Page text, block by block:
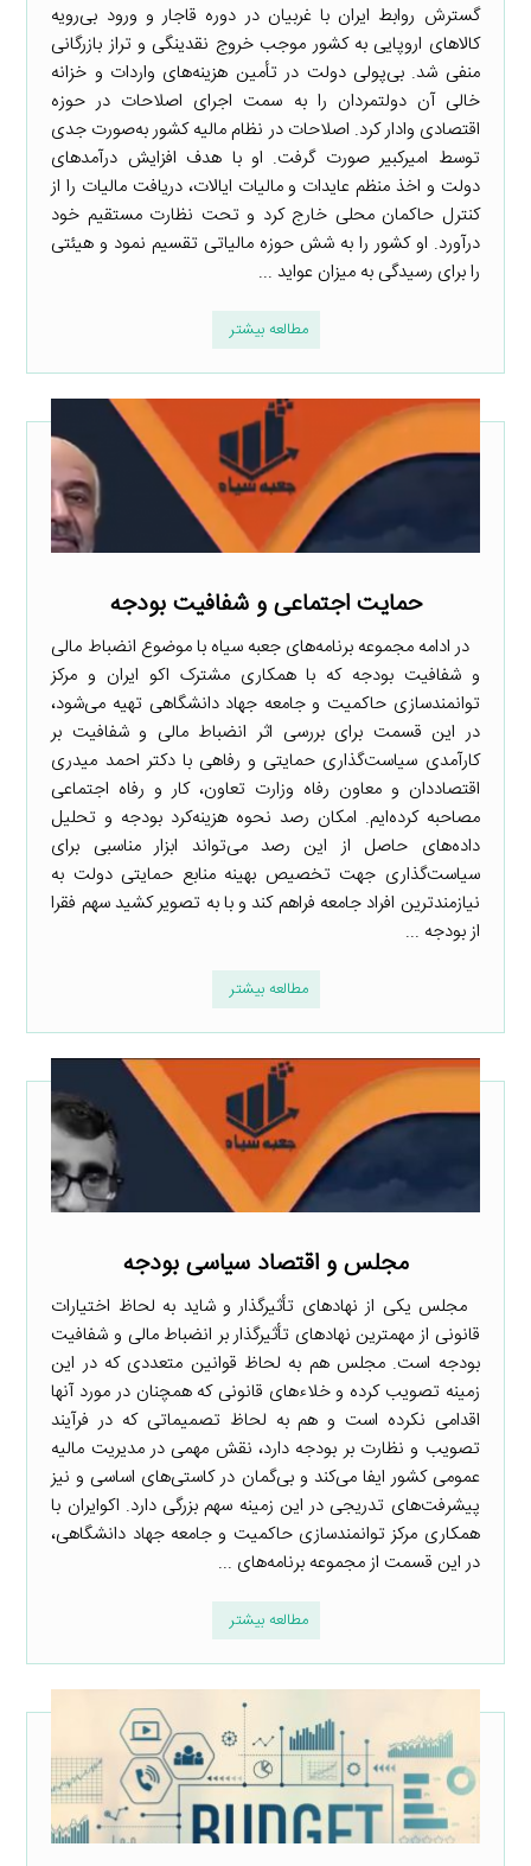
گسترش روابط ایران با غربیان در دوره قاجار و ورود بی‌رویه
کالاهای اروپایی به کشور موجب خروج نقدینگی و تراز بازرگانی
منفی شد. بی‌پولی دولت در تأمین هزینه‌های واردات و خزانه
خالی آن دولتمردان را به سمت اجرای اصلاحات در حوزه
اقتصادی وادار کرد. اصلاحات در نظام مالیه کشور به‌صورت جدی
توسط امیرکبیر صورت گرفت. او با هدف افزایش درآمدهای
دولت و اخذ منظم عایدات و مالیات ایالات، دریافت مالیات را از
کنترل حاکمان محلی خارج کرد و تحت نظارت مستقیم خود
درآورد. او کشور را به شش حوزه مالیاتی تقسیم نمود و هیئتی
را برای رسیدگی به میزان عواید ...
مطالعه بیشتر
حمایت اجتماعی و شفافیت بودجه
در ادامه مجموعه برنامه‌های جعبه سیاه با موضوع انضباط مالی
و شفافیت بودجه که با همکاری مشترک اکو ایران و مرکز
توانمندسازی حاکمیت و جامعه جهاد دانشگاهی تهیه می‌شود،
در این قسمت برای بررسی اثر انضباط مالی و شفافیت بر
کارآمدی سیاست‌گذاری حمایتی و رفاهی با دکتر احمد میدری
اقتصاددان و معاون رفاه وزارت تعاون، کار و رفاه اجتماعی
مصاحبه کرده‌ایم. امکان رصد نحوه هزینه‌کرد بودجه و تحلیل
داده‌های حاصل از این رصد می‌تواند ابزار مناسبی برای
سیاست‌گذاری جهت تخصیص بهینه منابع حمایتی دولت به
نیازمندترین افراد جامعه فراهم کند و با به تصویر کشید سهم فقرا
از بودجه ...
مطالعه بیشتر
مجلس و اقتصاد سیاسی بودجه
مجلس یکی از نهادهای تأثیرگذار و شاید به لحاظ اختیارات
قانونی از مهمترین نهادهای تأثیرگذار بر انضباط مالی و شفافیت
بودجه است. مجلس هم به لحاظ قوانین متعددی که در این
زمینه تصویب کرده و خلاءهای قانونی که همچنان در مورد آنها
اقدامی نکرده است و هم به لحاظ تصمیماتی که در فرآیند
تصویب و نظارت بر بودجه دارد، نقش مهمی در مدیریت مالیه
عمومی کشور ایفا می‌کند و بی‌گمان در کاستی‌های اساسی و نیز
پیشرفت‌های تدریجی در این زمینه سهم بزرگی دارد. اکوایران با
همکاری مرکز توانمندسازی حاکمیت و جامعه جهاد دانشگاهی،
در این قسمت از مجموعه برنامه‌های ...
مطالعه بیشتر